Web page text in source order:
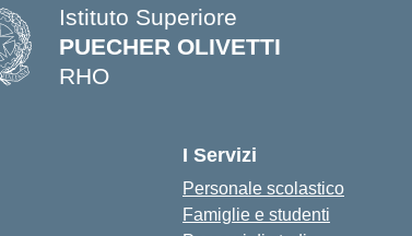
Istituto Superiore
PUECHER OLIVETTI
RHO
I Servizi
Personale scolastico
Famiglie e studenti